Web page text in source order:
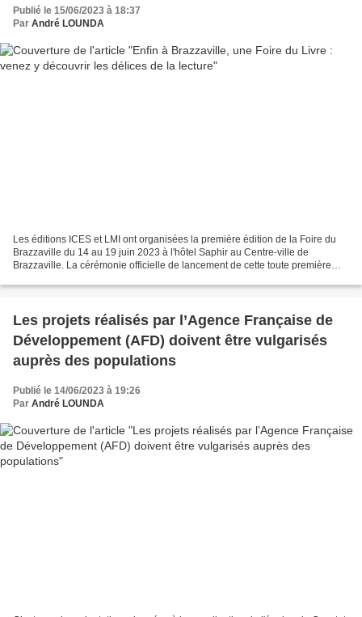
Publié le 15/06/2023 à 18:37
Par André LOUNDA
Les éditions ICES et LMI ont organisées la première édition de la Foire du
Brazzaville du 14 au 19 juin 2023 à l'hôtel Saphir au Centre-ville de
Brazzaville. La cérémonie officielle de lancement de cette toute première
Les projets réalisés par l’Agence Française de
Développement (AFD) doivent être vulgarisés
auprès des populations
Publié le 14/06/2023 à 19:26
Par André LOUNDA